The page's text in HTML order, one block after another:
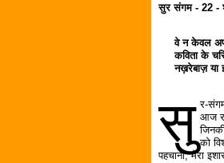
सुर संगम - 22 -
वे न केवल
कविता के
नख़रेबाज़ या
सु र-
आज
को
पहचाना, मेरा